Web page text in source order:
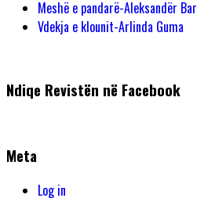
Meshë e pandarë-Aleksandër
Vdekja e klounit-Arlinda Guma
Ndiqe Revistën në Facebook
Meta
Log in